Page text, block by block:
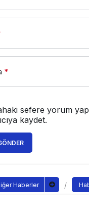
*
sefere yorum
kaydet.
Haberler